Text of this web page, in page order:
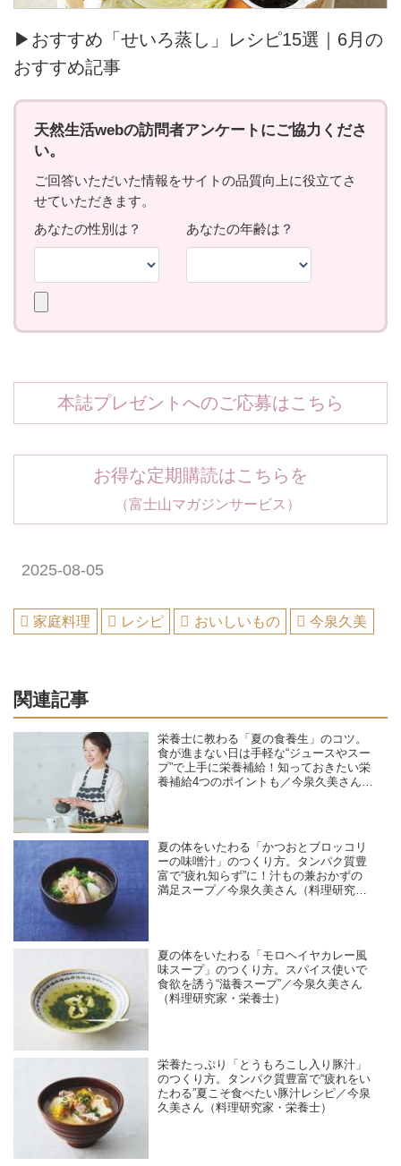
▶おすすめ「せいろ蒸し」レシピ15選｜6月の
おすすめ記事
本誌プレゼントへのご応募はこちら
お得な定期購読はこちらを
（富士山マガジンサービス）
2025-08-05
家庭料理 レシピ おいしいもの 今泉久美
関連記事
栄養士に教わる「夏の食養生」のコツ。
食が進まない日は手軽な“ジュースやスー
プ”で上手に栄養補給！知っておきたい栄
養補給4つのポイントも／今泉久美さん
夏の体をいたわる「かつおとブロッコリ
ーの味噌汁」のつくり方。タンパク質豊
富で“疲れ知らず”に！汁もの兼おかずの
満足スープ／今泉久美さん（料理研究
夏の体をいたわる「モロヘイヤカレー風
味スープ」のつくり方。スパイス使いで
食欲を誘う“滋養スープ”／今泉久美さん
（料理研究家・栄養士）
栄養たっぷり「とうもろこし入り豚汁」
のつくり方。タンパク質豊富で“疲れをい
たわる”夏こそ食べたい豚汁レシピ／今泉
久美さん（料理研究家・栄養士）